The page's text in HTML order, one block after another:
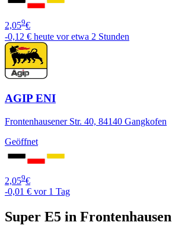
2,059€
-0,12 € heute vor etwa 2 Stunden
AGIP ENI
Frontenhausener Str. 40, 84140 Gangkofen
Geöffnet
2,059€
-0,01 € vor 1 Tag
Super E5 in Frontenhausen